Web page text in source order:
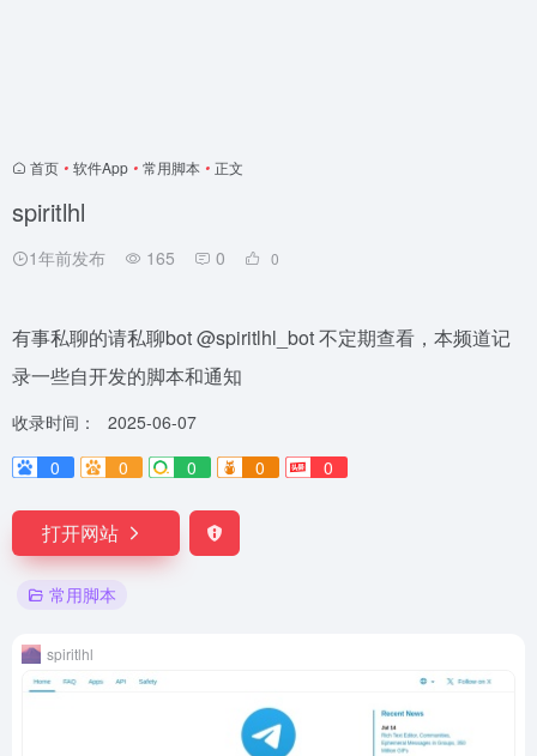
首页 • 软件App • 常用脚本 • 正文
spiritlhl
1年前发布 165 0 0
有事私聊的请私聊bot @spiritlhl_bot 不定期查看，本频道记
录一些自开发的脚本和通知
收录时间：
2025-06-07
0
0 0 0 0
打开网站
常用脚本
spiritlhl